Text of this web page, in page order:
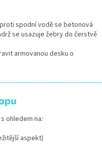
spodní vodě se betonová
se usazuje žebry do čerstvě
armovanou desku o
ohledem na:
aspekt)